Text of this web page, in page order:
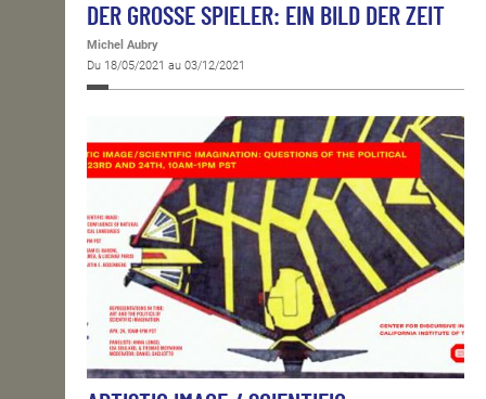
DER GROSSE SPIELER: EIN BILD DER ZEIT
Michel Aubry
Du 18/05/2021 au 03/12/2021